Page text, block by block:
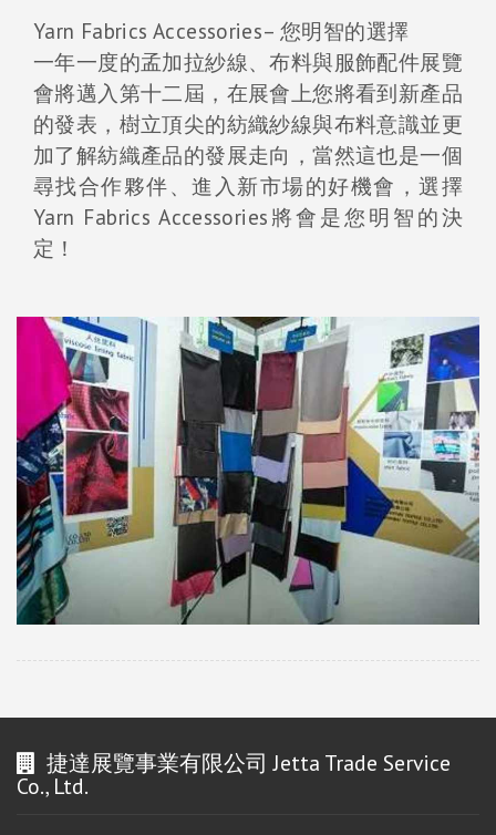
Yarn Fabrics Accessories– 您明智的選擇
一年一度的孟加拉紗線、布料與服飾配件展覽
會將邁入第十二屆，在展會上您將看到新產品
的發表，樹立頂尖的紡織紗線與布料意識並更
加了解紡織產品的發展走向，當然這也是一個
尋找合作夥伴、進入新市場的好機會，選擇
Yarn Fabrics Accessories將會是您明智的決
定！
捷達展覽事業有限公司 Jetta Trade Service
Co., Ltd.